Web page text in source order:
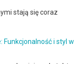
stają się coraz
Funkcjonalność i styl w